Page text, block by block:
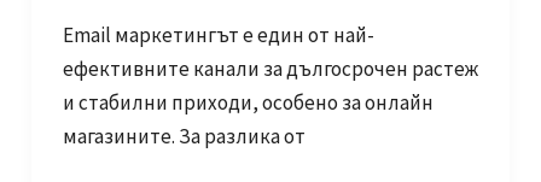
с
разумен
бюджет
Email маркетингът е един от най-
ефективните канали за дългосрочен растеж
и стабилни приходи, особено за онлайн
магазините. За разлика от